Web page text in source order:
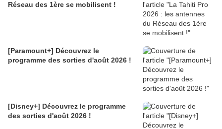
Réseau des 1ère se mobilisent !
[Paramount+] Découvrez le
programme des sorties d'août 2026 !
[Disney+] Découvrez le programme
des sorties d'août 2026 !